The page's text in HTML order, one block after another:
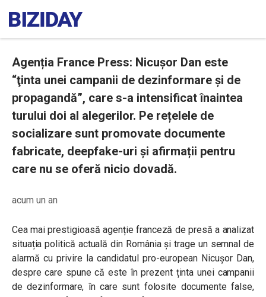
Agenția France Press: Nicușor Dan este
“ţinta unei campanii de dezinformare şi de
propagandă”, care s-a intensificat înaintea
turului doi al alegerilor. Pe rețelele de
socializare sunt promovate documente
fabricate, deepfake-uri și afirmații pentru
care nu se oferă nicio dovadă.
acum un an
Cea mai prestigioasă agenție franceză de presă a analizat
situația politică actuală din România și trage un semnal de
alarmă cu privire la candidatul pro-european Nicușor Dan,
despre care spune că este în prezent ținta unei campanii
de dezinformare, în care sunt folosite documente false,